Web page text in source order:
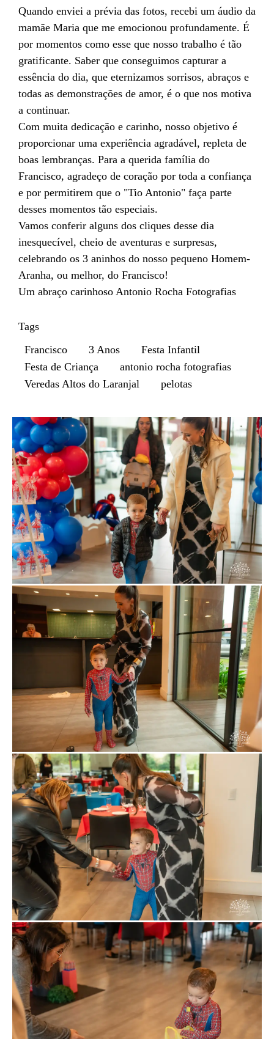
Quando enviei a prévia das fotos, recebi um áudio da
mamãe Maria que me emocionou profundamente. É
por momentos como esse que nosso trabalho é tão
gratificante. Saber que conseguimos capturar a
essência do dia, que eternizamos sorrisos, abraços e
todas as demonstrações de amor, é o que nos motiva
a continuar.
Com muita dedicação e carinho, nosso objetivo é
proporcionar uma experiência agradável, repleta de
boas lembranças. Para a querida família do
Francisco, agradeço de coração por toda a confiança
e por permitirem que o "Tio Antonio" faça parte
desses momentos tão especiais.
Vamos conferir alguns dos cliques desse dia
inesquecível, cheio de aventuras e surpresas,
celebrando os 3 aninhos do nosso pequeno Homem-
Aranha, ou melhor, do Francisco!
Um abraço carinhoso Antonio Rocha Fotografias
Tags
Francisco
3 Anos
Festa Infantil
Festa de Criança
antonio rocha fotografias
Veredas Altos do Laranjal
pelotas